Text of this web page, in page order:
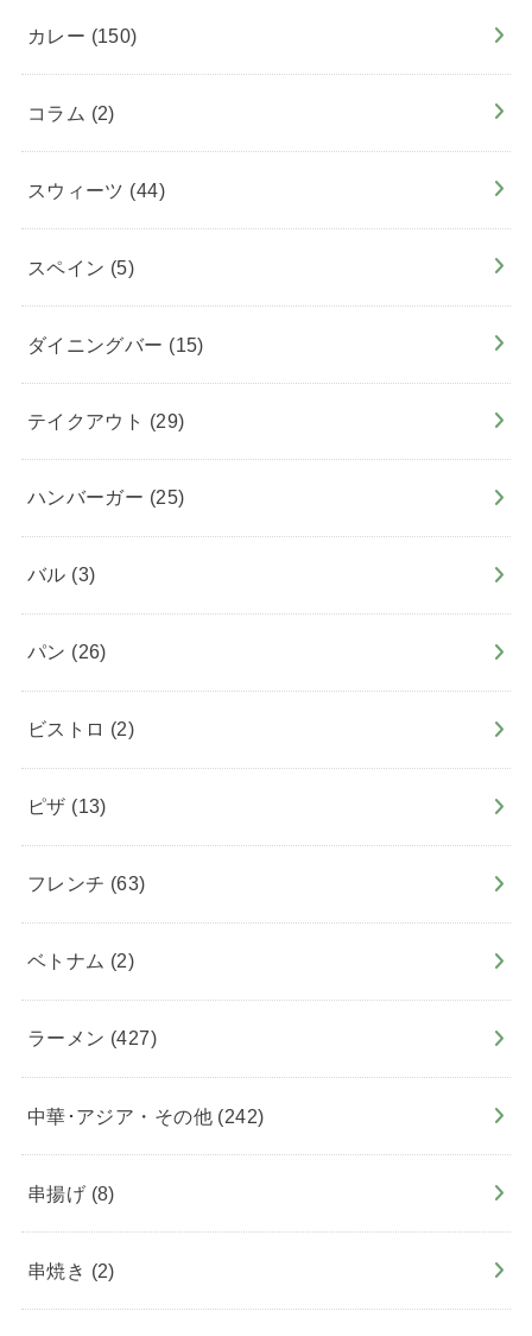
カレー (150)
コラム (2)
スウィーツ (44)
スペイン (5)
ダイニングバー (15)
テイクアウト (29)
ハンバーガー (25)
バル (3)
パン (26)
ビストロ (2)
ピザ (13)
フレンチ (63)
ベトナム (2)
ラーメン (427)
中華･アジア・その他 (242)
串揚げ (8)
串焼き (2)